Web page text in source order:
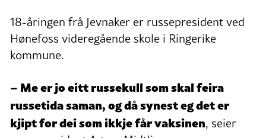
18-åringen frå Jevnaker er russepresident ved
Hønefoss videregående skole i Ringerike
kommune.
– Me er jo eitt russekull som skal feira
russetida saman, og då synest eg det er
kjipt for dei som ikkje får vaksinen, seier